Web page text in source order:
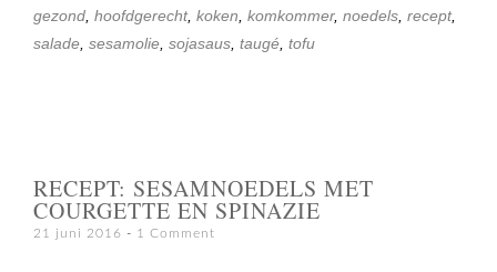
gezond hoofdgerecht, koken komkommer, noedels recept,
salade sesamolie sojasaus taugé tofu
RECEPT: SESAMNOEDELS MET
COURGETTE EN SPINAZIE
21 juni 2016 1 Comment